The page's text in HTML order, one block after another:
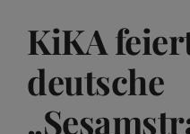
KiKA
deutsche